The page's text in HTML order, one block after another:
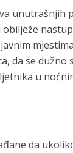
unutrašnjih
da se
u
da